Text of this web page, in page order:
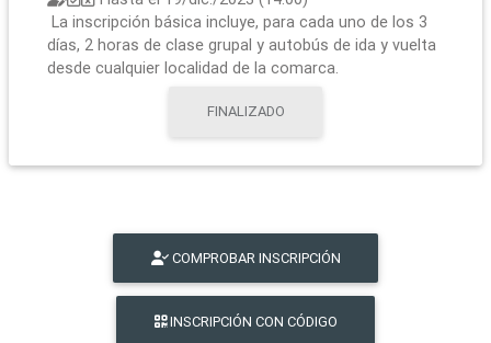
La inscripción básica incluye, para cada uno de los 3
días, 2 horas de clase grupal y autobús de ida y vuelta
desde cualquier localidad de la comarca.
FINALIZADO
COMPROBAR INSCRIPCIÓN
INSCRIPCIÓN CON CÓDIGO